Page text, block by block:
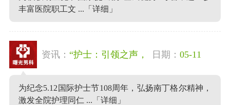
丰富医院职工文 ... 「详细」
资讯： “护士：引领之声， 日期： 05-11
为纪念5.12国际护士节108周年，弘扬南丁格尔精神，
激发全院护理同仁 ... 「详细」